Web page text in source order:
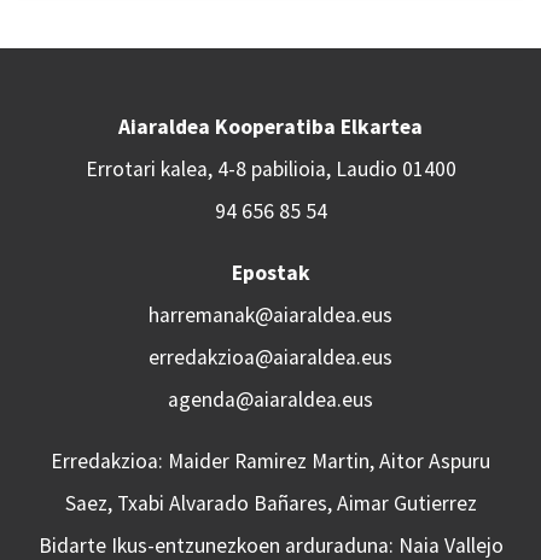
Aiaraldea Kooperatiba Elkartea
Errotari kalea, 4-8 pabilioia, Laudio 01400
94 656 85 54
Epostak
harremanak@aiaraldea.eus
erredakzioa@aiaraldea.eus
agenda@aiaraldea.eus
Erredakzioa: Maider Ramirez Martin, Aitor Aspuru
Saez, Txabi Alvarado Bañares, Aimar Gutierrez
Bidarte Ikus-entzunezkoen arduraduna: Naia Vallejo